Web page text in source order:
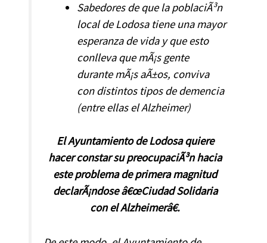
Sabedores de que la poblaciÃ³n
local de Lodosa tiene una mayor
esperanza de vida y que esto
conlleva que mÃ¡s gente
durante mÃ¡s aÃ±os, conviva
con distintos tipos de demencia
(entre ellas el Alzheimer)
El Ayuntamiento de Lodosa quiere
hacer constar su preocupaciÃ³n hacia
este problema de primera magnitud
declarÃ¡ndose â€œCiudad Solidaria
con el Alzheimerâ€.